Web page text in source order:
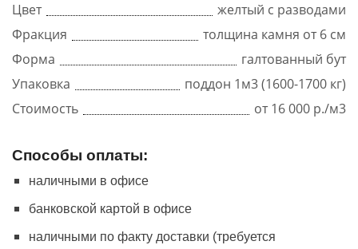
Цвет
желтый с разводами
Фракция
толщина камня от 6 см
Форма
галтованный бут
Упаковка
поддон 1м3 (1600-1700 кг)
Стоимость
от 16 000 р./м3
Способы оплаты:
наличными в офисе
банковской картой в офисе
наличными по факту доставки (требуется